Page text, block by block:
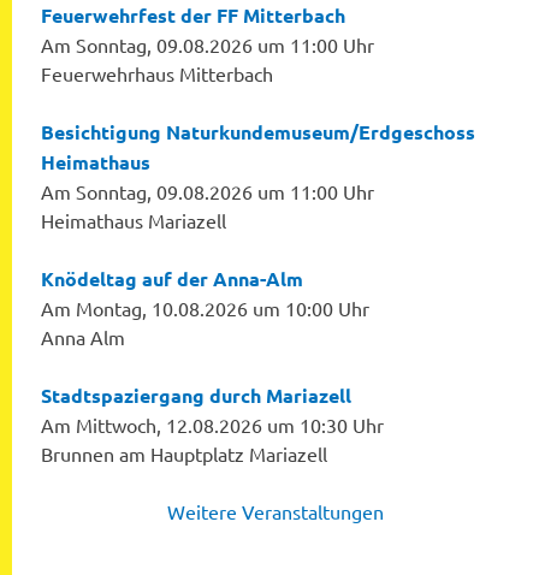
Feuerwehrfest der FF Mitterbach
Am Sonntag, 09.08.2026 um 11:00 Uhr
Feuerwehrhaus Mitterbach
Besichtigung Naturkundemuseum/Erdgeschoss
Heimathaus
Am Sonntag, 09.08.2026 um 11:00 Uhr
Heimathaus Mariazell
Knödeltag auf der Anna-Alm
Am Montag, 10.08.2026 um 10:00 Uhr
Anna Alm
Stadtspaziergang durch Mariazell
Am Mittwoch, 12.08.2026 um 10:30 Uhr
Brunnen am Hauptplatz Mariazell
Weitere Veranstaltungen